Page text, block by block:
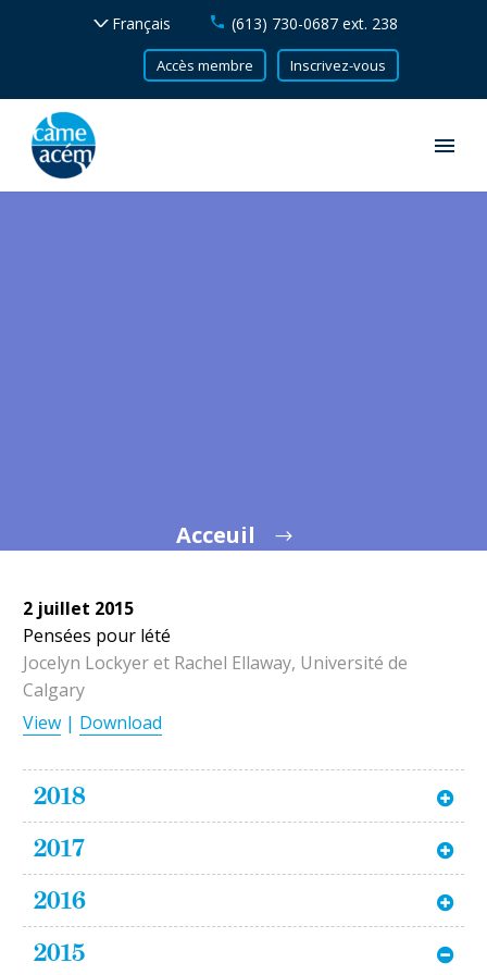
(613) 730-0687 ext. 238
Accès membre Inscrivez-vous
Acceuil
2 juillet 2015
Pensées pour lété
Jocelyn Lockyer et Rachel Ellaway, Université de
Calgary
View | Download
2018
2017
2016
2015